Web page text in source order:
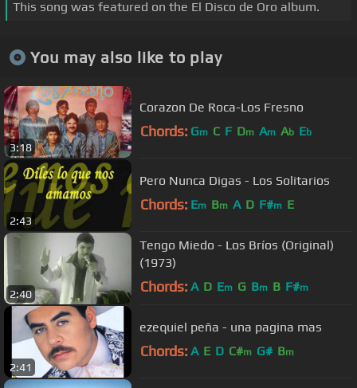
This song was featured on the El Disco de Oro album.
You may also like to play
3:18
Corazon De Roca-Los Fresno
Chords: Gm C F Dm Am Ab Eb
2:43
Pero Nunca Digas - Los Solitarios
Chords: Em Bm A D F#m E
2:40
Tengo Miedo - Los Bríos (Original)
(1973)
Chords: A D Em G Bm B F#m
2:41
ezequiel peña - una pagina mas
Chords: A E D C#m G# Bm